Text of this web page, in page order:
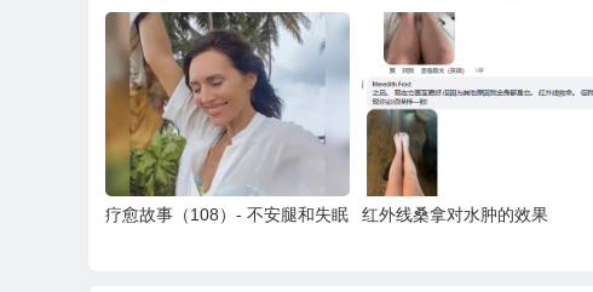
g Story (34) Eczema & Insomni
疗愈故事（108）- 不安腿和失眠 红外线桑拿对水肿的效果